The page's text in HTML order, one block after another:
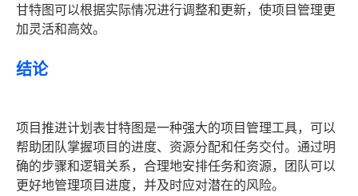
甘特图可以根据实际情况进行调整和更新，使项目管理更
加灵活和高效。
结论
项目推进计划表甘特图是一种强大的项目管理工具，可以
帮助团队掌握项目的进度、资源分配和任务交付。通过明
确的步骤和逻辑关系，合理地安排任务和资源，团队可以
更好地管理项目进度，并及时应对潜在的风险。